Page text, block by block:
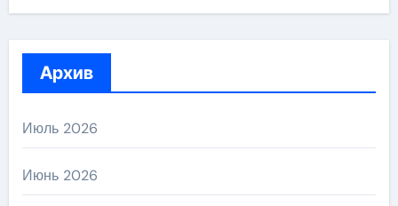
Архив
Июль 2026
Июнь 2026